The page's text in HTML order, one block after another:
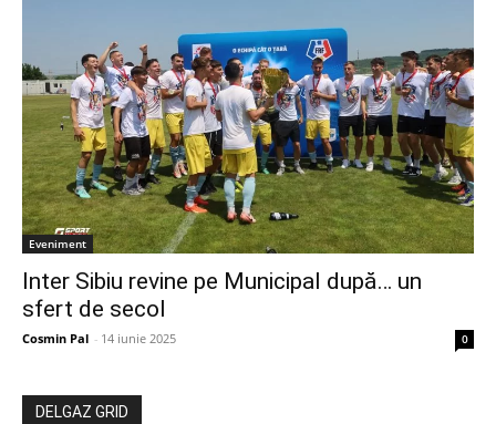
Eveniment
Inter Sibiu revine pe Municipal după… un
sfert de secol
Cosmin Pal - 14 iunie 2025 0
DELGAZ GRID